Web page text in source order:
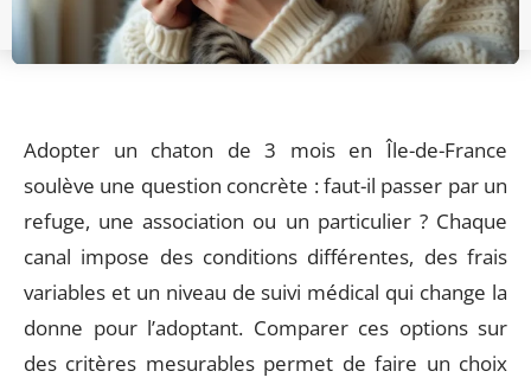
Adopter un chaton de 3 mois en Île-de-France
soulève une question concrète : faut-il passer par un
refuge, une association ou un particulier ? Chaque
canal impose des conditions différentes, des frais
variables et un niveau de suivi médical qui change la
donne pour l’adoptant. Comparer ces options sur
des critères mesurables permet de faire un choix